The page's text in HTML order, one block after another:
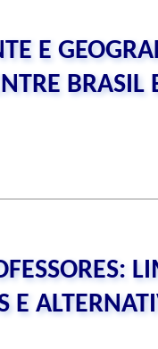
E
BRASIL
E